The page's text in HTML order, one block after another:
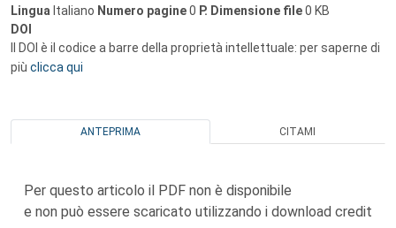
Lingua Italiano Numero pagine0 P. Dimensione file0 KB
DOI
Il DOI è il codice a barre della proprietà intellettuale: per saperne di
più clicca qui
ANTEPRIMA CITAMI
Per questo articolo il PDF non è disponibile
e non può essere scaricato utilizzando i download credit